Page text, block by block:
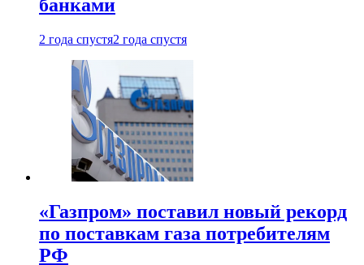
банками
2 года спустя2 года спустя
«Газпром» поставил новый рекорд
по поставкам газа потребителям
РФ